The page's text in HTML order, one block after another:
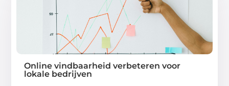
Online vindbaarheid verbeteren voor
lokale bedrijven